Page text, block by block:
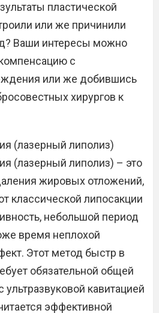
пластической
или же причинили
Ваши интересы можно
с
или же добившись
хирургов к
(лазерный липолиз)
(лазерный липолиз) – это
жировых отложений,
классической липосакции
небольшой период
время неплохой
Этот метод быстр в
обязательной общей
ультразвуковой кавитацией
эффективной